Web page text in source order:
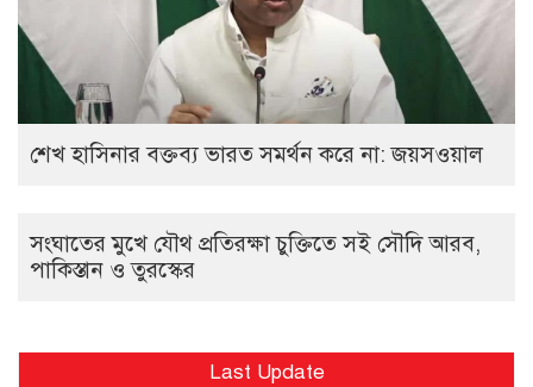
শেখ হাসিনার বক্তব্য ভারত সমর্থন করে না: জয়সওয়াল
সংঘাতের মুখে যৌথ প্রতিরক্ষা চুক্তিতে সই সৌদি আরব,
পাকিস্তান ও তুরস্কের
Last Update